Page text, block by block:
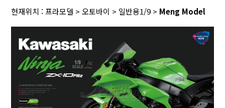
현재위치 :프라모델 >오토바이 > 일반용1/9 > Meng Model